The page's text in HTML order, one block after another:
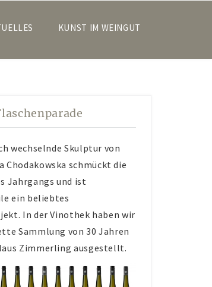
KUNST IM WEINGUT
wechselnde Skulptur von
Chodakowska schmückt die
Jahrgangs und ist
ein beliebtes
In der Vinothek haben wir
Sammlung von 30 Jahren
Zimmerling ausgestellt.